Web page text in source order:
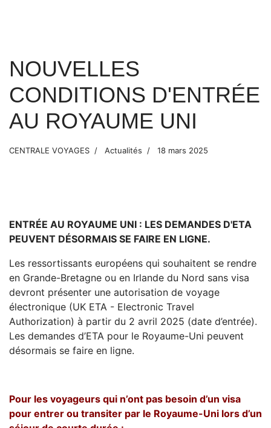
NOUVELLES
CONDITIONS D'ENTRÉE
AU ROYAUME UNI
CENTRALE VOYAGES Actualités 18 mars 2025
ENTRÉE AU ROYAUME UNI : LES DEMANDES D'ETA
PEUVENT DÉSORMAIS SE FAIRE EN LIGNE.
Les ressortissants européens qui souhaitent se rendre
en Grande-Bretagne ou en Irlande du Nord sans visa
devront présenter une autorisation de voyage
électronique (UK ETA - Electronic Travel
Authorization) à partir du 2 avril 2025 (date d’entrée).
Les demandes d’ETA pour le Royaume-Uni peuvent
désormais se faire en ligne.
Pour les voyageurs qui n’ont pas besoin d’un visa
pour entrer ou transiter par le Royaume-Uni lors d’un